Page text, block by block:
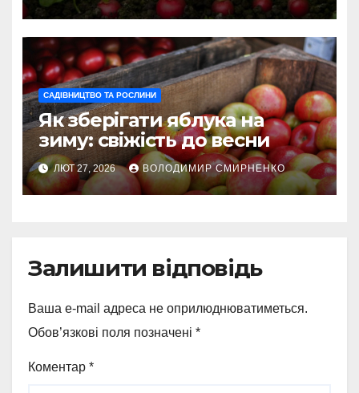
САДІВНИЦТВО ТА РОСЛИНИ
Як зберігати яблука на
зиму: свіжість до весни
ЛЮТ 27, 2026 ВОЛОДИМИР СМИРНЕНКО
Залишити відповідь
Ваша e-mail адреса не оприлюднюватиметься.
Обов’язкові поля позначені *
Коментар *